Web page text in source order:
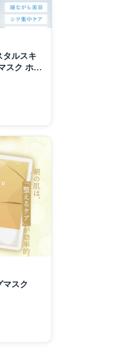
タルスキ
スク ホワ
トニング
監修者 シ
スク